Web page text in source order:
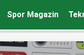
Spor Magazin